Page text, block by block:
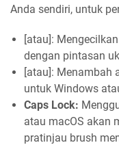
Anda sendiri, untuk
[atau]:
dengan pintasan
[atau]: Menambah
untuk Windows
Caps Lock:
atau macOS akan
pratinjau brush